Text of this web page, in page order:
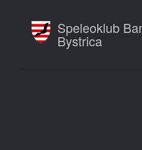
Speleoklub
Bystrica